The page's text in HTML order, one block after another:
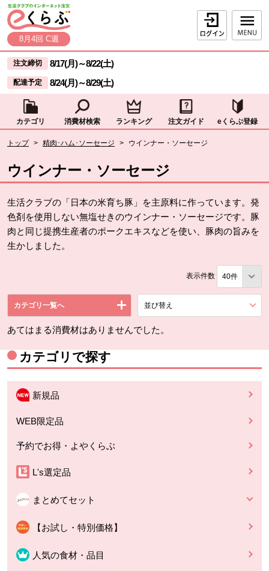
ページの先頭です。
本文へジャンプする。
8月4回 C週
ログイン
ここからサイト内共通メニューです。
サイト内共通メニューをスキップする
注文締切 8/17(月)～8/22(土)
配達予定 8/24(月)～8/29(土)
カテゴリ 消費材検索 ランキング 注文ガイド eくらぶ登録
トップ > 精肉･ハム･ソーセージ > ウインナー・ソーセージ
ウインナー・ソーセージ
生活クラブの「日本の米育ち豚」を主原料に作っています。発
色剤を使用しない無塩せきのウインナー・ソーセージです。豚
肉と同じ提携生産者のポークエキスなどを使い、豚肉の旨みを
生かしました。
表示件数
カテゴリ一覧へ 並び替え
あてはまる消費材はありませんでした。
カテゴリで探す
新規品
WEB限定品
予約でお得・よやくらぶ
L's選定品
まとめてセット
【お試し・特別価格】
人気の食材・品目